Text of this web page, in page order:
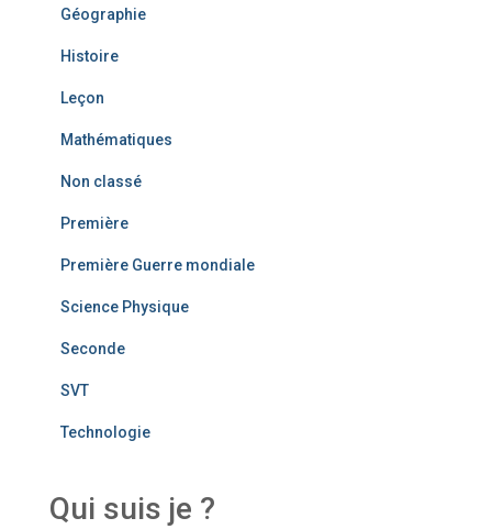
Géographie
Histoire
Leçon
Mathématiques
Non classé
Première
Première Guerre mondiale
Science Physique
Seconde
SVT
Technologie
Qui suis je ?